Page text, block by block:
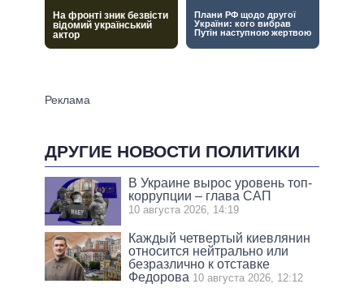
ДРУГИЕ НОВОСТИ ПОЛИТИКИ
В Украине вырос уровень топ-
коррупции – глава САП
10 августа 2026, 14:19
Каждый четвертый киевлянин
относится нейтрально или
безразлично к отставке
Федорова 10 августа 2026, 12:12